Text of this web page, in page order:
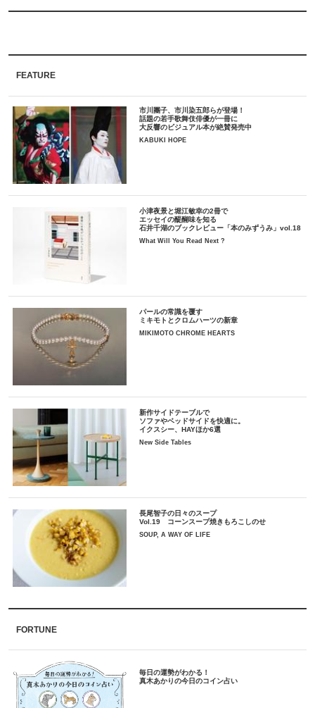
FEATURE
市川團子、市川染五郎らが登場！
話題の若手歌舞伎俳優が一冊に
大反響のビジュアル本が絶賛発売中
KABUKI HOPE
小津夜景と堀江敏幸の2冊で
エッセイの醍醐味を知る
石井千湖のブックレビュー「本のみずうみ」vol.18
What Will You Read Next ?
パールの常識を覆す
ミキモトとクロムハーツの新章
MIKIMOTO CHROME HEARTS
新作サイドテーブルで
ソファやベッドサイドを快適に。
イクスシー、HAYほか6選
New Side Tables
長尾智子の日々のスープ
Vol.19 コーンスープ焼きもろこしのせ
SOUP, A WAY OF LIFE
FORTUNE
毎日の運勢がわかる！